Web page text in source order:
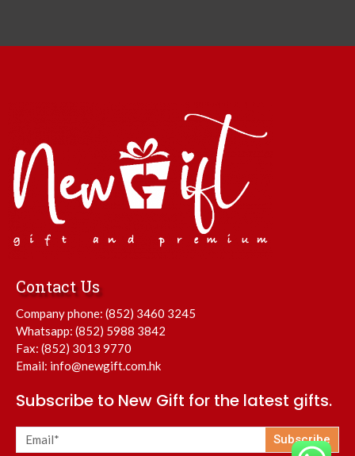
Contact Us
Company phone: (852) 3460 3245
Whatsapp: (852) 5988 3842
Fax: (852) 3013 9770
Email: info@newgift.com.hk
Subscribe to New Gift for the latest gifts.
Subscribe